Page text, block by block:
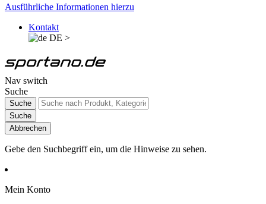
Ausführliche Informationen hierzu
Kontakt
DE >
Nav switch
Suche
Suche
Suche
Abbrechen
Gebe den Suchbegriff ein, um die Hinweise zu sehen.
Mein Konto